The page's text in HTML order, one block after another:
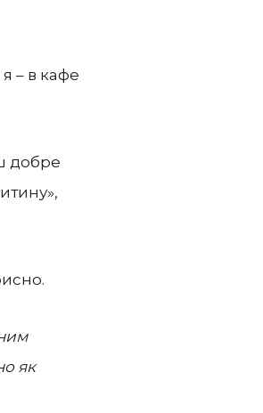
– в кафе
добре
як